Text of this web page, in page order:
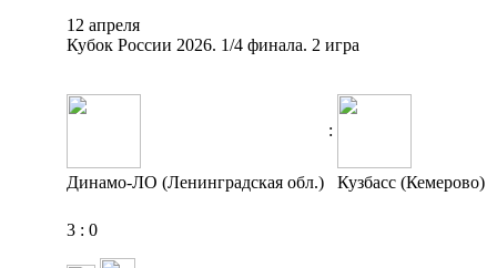
12 апреля
Кубок России 2026. 1/4 финала. 2 игра
:
Динамо-ЛО (Ленинградская обл.) Кузбасс (Кемерово)
3 : 0